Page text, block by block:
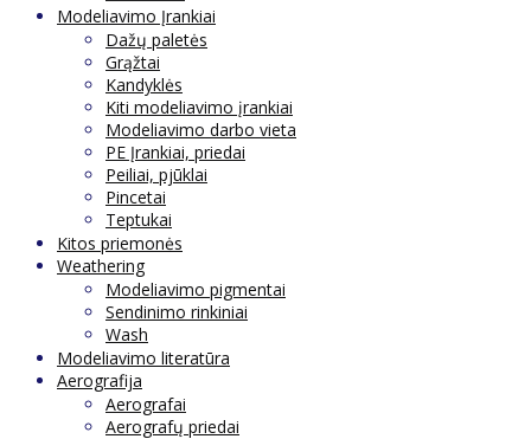
Modeliavimo Įrankiai
Dažų paletės
Grąžtai
Kandyklės
Kiti modeliavimo įrankiai
Modeliavimo darbo vieta
PE Įrankiai, priedai
Peiliai, pjūklai
Pincetai
Teptukai
Kitos priemonės
Weathering
Modeliavimo pigmentai
Sendinimo rinkiniai
Wash
Modeliavimo literatūra
Aerografija
Aerografai
Aerografų priedai